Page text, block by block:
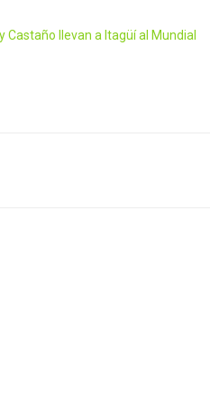
Castaño llevan a Itagüí al Mundial